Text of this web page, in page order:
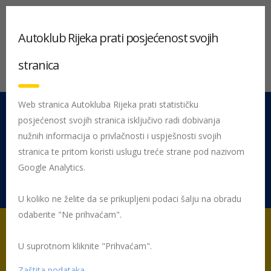
051 212 442 Centrala
Pon - Pet 08:00 - 16:00
Rujevica 9/1, 51000 Rijeka
Početna Posljednje objavljene novosti
Autoklub Rijeka prati posjećenost svojih
stranica
Web stranica Autokluba Rijeka prati statističku
posjećenost svojih stranica isključivo radi dobivanja
nužnih informacija o privlačnosti i uspješnosti svojih
stranica te pritom koristi uslugu treće strane pod nazivom
Google Analytics.
U koliko ne želite da se prikupljeni podaci šalju na obradu
odaberite "Ne prihvaćam".
U suprotnom kliknite "Prihvaćam".